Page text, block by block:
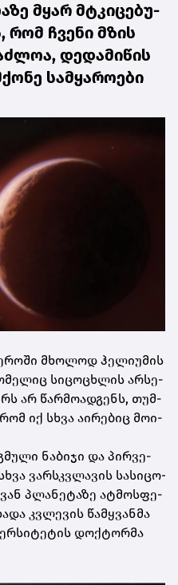
მყარ მტკი­ცე­ბუ­
რომ ჩვე­ნი მზის
დე­და­მი­წის
სამ­ყა­რო­ე­ბი
მხო­ლოდ ჰე­ლი­უ­მის
სი­ცო­ცხლის არ­სე­
არ წარ­მო­ად­გენს, თუმ­
იქ სხვა აი­რე­ბიც მო­ი­
ნა­ბი­ჯი და პირ­ვე­
ვარ­სკვლა­ვის სა­სი­ცო­
პლა­ნე­ტა­ზე ატ­მოს­ფე­
კვლე­ვის წამ­ყვან­მა
დოქ­ტორ­მა